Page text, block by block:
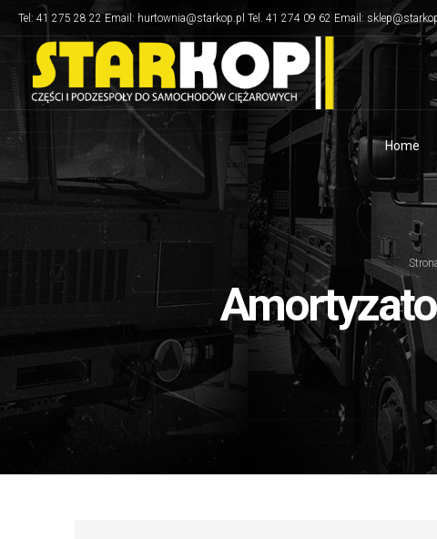
Tel: 41 275 28 22 Email: hurtownia@starkop.pl Tel. 41 274 09 62 Email:
Home